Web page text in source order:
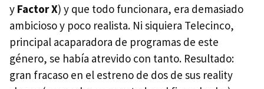
y Factor X) y que todo funcionara, era demasiado
ambicioso y poco realista. Ni siquiera Telecinco,
principal acaparadora de programas de este
género, se había atrevido con tanto. Resultado:
gran fracaso en el estreno de dos de sus reality